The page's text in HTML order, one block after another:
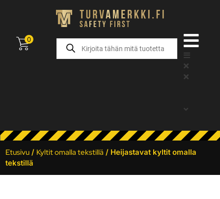
0
Etusivu / Kyltit omalla tekstillä / Heijastavat kyltit omalla
tekstillä